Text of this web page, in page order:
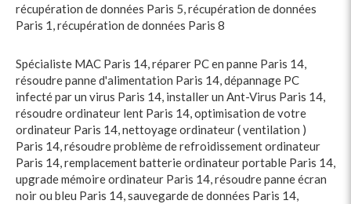
récupération de données Paris 5,récupération de données
Paris 1,récupération de données Paris 8
Spécialiste MAC Paris 14,réparer PC en panne Paris 14,
résoudre panne d'alimentation Paris 14,dépannage PC
infecté par un virus Paris 14, installer un Ant-Virus Paris 14,
résoudre ordinateur lent Paris 14,optimisation de votre
ordinateur Paris 14,nettoyage ordinateur ( ventilation )
Paris 14,résoudre problème de refroidissement ordinateur
Paris 14,remplacement batterie ordinateur portable Paris 14,
upgrade mémoire ordinateur Paris 14,résoudre panne écran
noir ou bleu Paris 14,sauvegarde de données Paris 14,